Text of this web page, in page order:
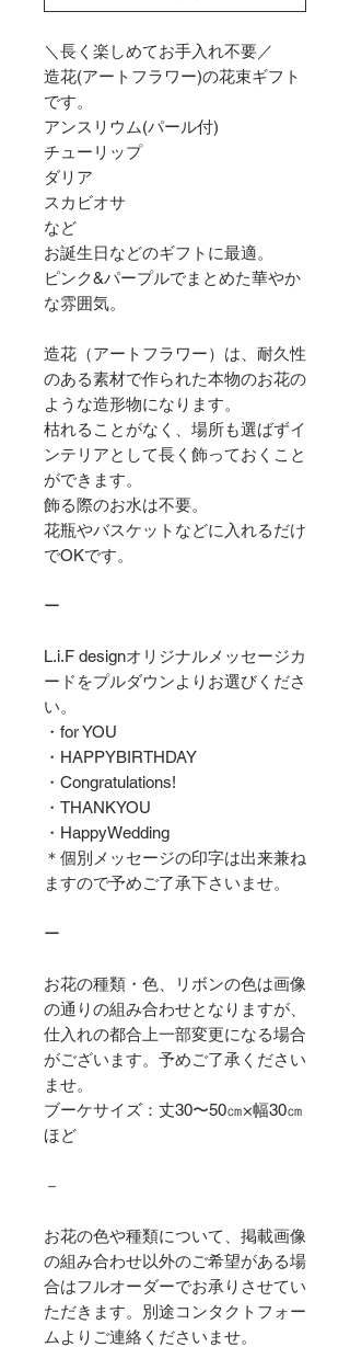
＼長く楽しめてお手入れ不要／
造花(アートフラワー)の花束ギフト
です。
アンスリウム(パール付)
チューリップ
ダリア
スカビオサ
など
お誕生日などのギフトに最適。
ピンク&パープルでまとめた華やか
な雰囲気。
造花（アートフラワー）は、耐久性
のある素材で作られた本物のお花の
ような造形物になります。
枯れることがなく、場所も選ばずイ
ンテリアとして長く飾っておくこと
ができます。
飾る際のお水は不要。
花瓶やバスケットなどに入れるだけ
でOKです。
ー
L.i.F designオリジナルメッセージカ
ードをプルダウンよりお選びくださ
い。
・for YOU
・HAPPYBIRTHDAY
・Congratulations!
・THANKYOU
・HappyWedding
＊個別メッセージの印字は出来兼ね
ますので予めご了承下さいませ。
ー
お花の種類・色、リボンの色は画像
の通りの組み合わせとなりますが、
仕入れの都合上一部変更になる場合
がございます。予めご了承ください
ませ。
ブーケサイズ：丈30〜50㎝×幅30㎝
ほど
－
お花の色や種類について、掲載画像
の組み合わせ以外のご希望がある場
合はフルオーダーでお承りさせてい
ただきます。別途コンタクトフォー
ムよりご連絡くださいませ。